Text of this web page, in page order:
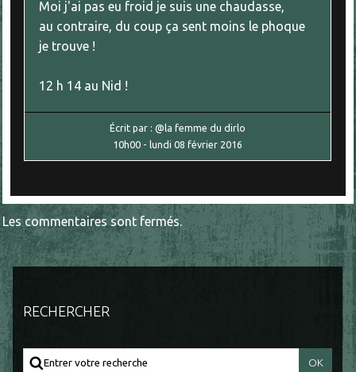
Moi j'ai pas eu froid je suis une chaudasse,
au contraire, du coup ça sent moins le phoque
je trouve !
12 h 14 au Nid !
Écrit par :@la femme du dirlo
10h00 - lundi 08 février 2016
Les commentaires sont fermés.
RECHERCHER